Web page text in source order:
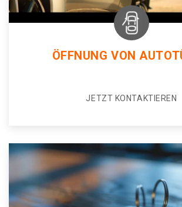
ÖFFNUNG VON
JETZT KONTAKTIEREN